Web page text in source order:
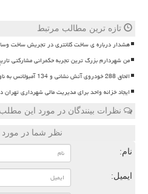
تازه ترین مطالب مرتبط
هشدار درباره ی ساخت کلانتری در تجریش ساخت
من شهردارم بزرگ ترین تجربه حکمرانی مشارکتی
الحاق 288 خودروی آتش نشانی و 134 آمبولانس به ناوگان امدادی کشور
ایجاد خزانه واحد برای مدیریت مالی شهرداری تهران
نظرات بینندگان در مورد این مطلب
نظر شما در
نام:
ایمیل: